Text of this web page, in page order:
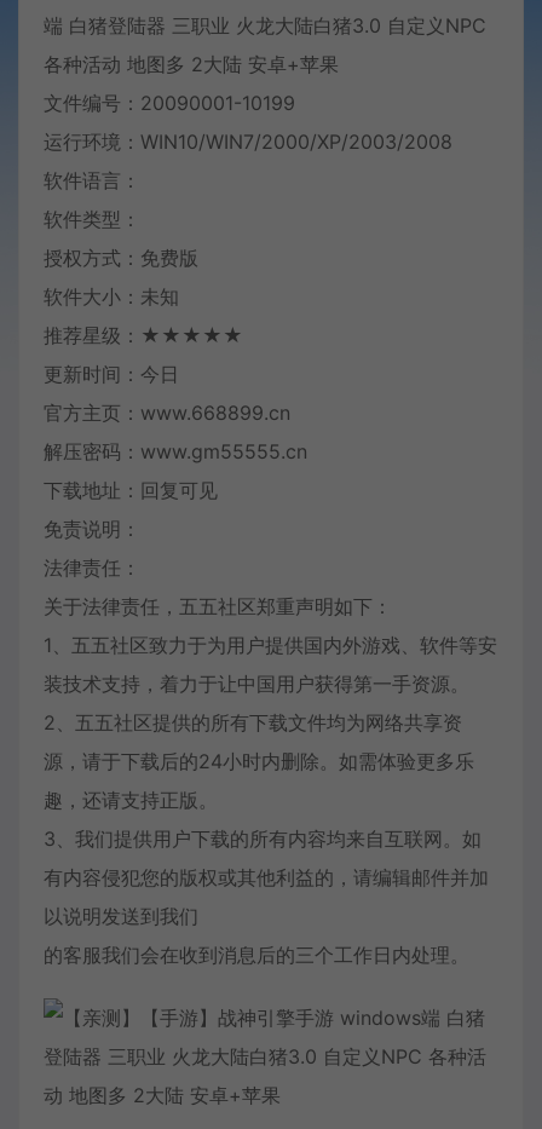
端 白猪登陆器 三职业 火龙大陆白猪3.0 自定义NPC
各种活动 地图多 2大陆 安卓+苹果
文件编号：20090001-10199
运行环境：WIN10/WIN7/2000/XP/2003/2008
软件语言：
软件类型：
授权方式：免费版
软件大小：未知
推荐星级：★★★★★
更新时间：今日
官方主页：www.668899.cn
解压密码：www.gm55555.cn
下载地址：回复可见
免责说明：
法律责任：
关于法律责任，五五社区郑重声明如下：
1、五五社区致力于为用户提供国内外游戏、软件等安
装技术支持，着力于让中国用户获得第一手资源。
2、五五社区提供的所有下载文件均为网络共享资
源，请于下载后的24小时内删除。如需体验更多乐
趣，还请支持正版。
3、我们提供用户下载的所有内容均来自互联网。如
有内容侵犯您的版权或其他利益的，请编辑邮件并加
以说明发送到我们
的客服我们会在收到消息后的三个工作日内处理。